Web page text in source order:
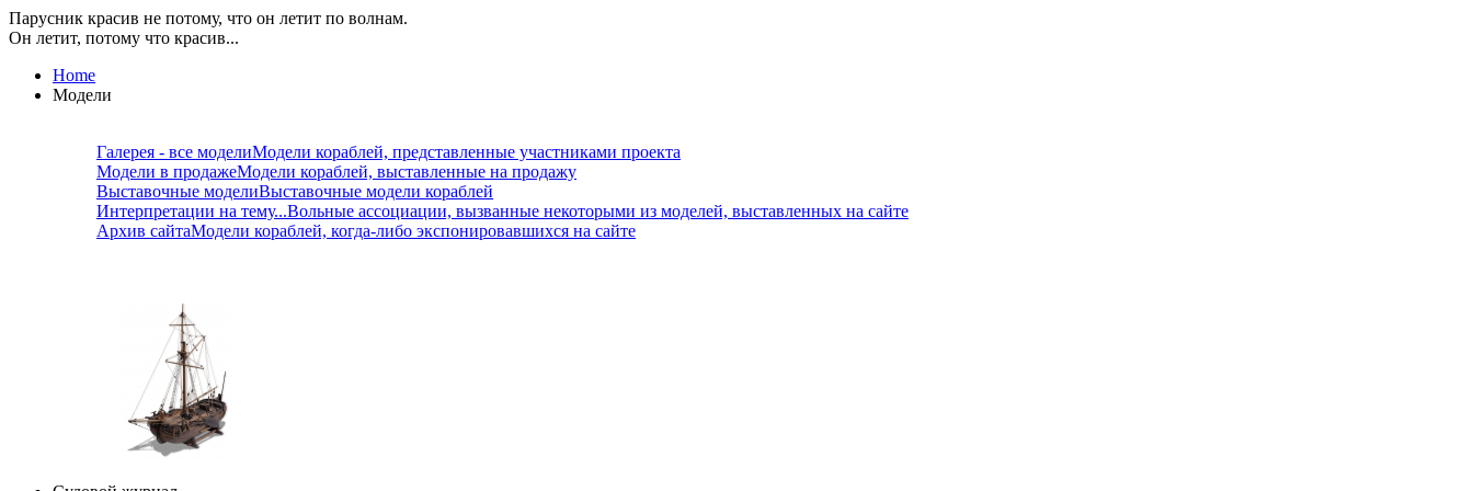
Парусник красив не потому, что он летит по волнам.
Он летит, потому что красив...
Home
Модели
Галерея - все моделиМодели кораблей, представленные участниками проекта
Модели в продажеМодели кораблей, выставленные на продажу
Выставочные моделиВыставочные модели кораблей
Интерпретации на тему...Вольные ассоциации, вызванные некоторыми из моделей, выставленных на сайте
Архив сайтаМодели кораблей, когда-либо экспонировавшихся на сайте